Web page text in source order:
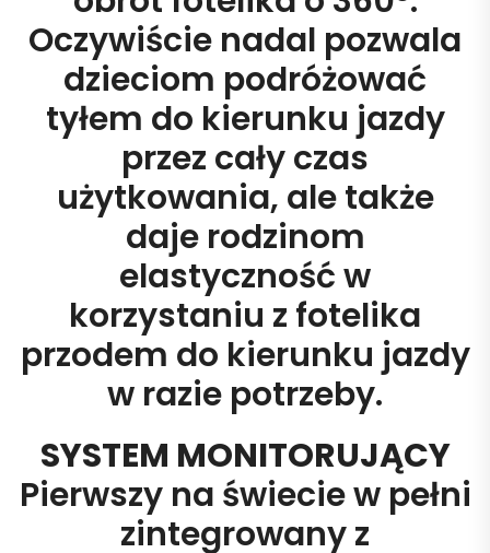
Oczywiście nadal pozwala
dzieciom podróżować
tyłem do kierunku jazdy
przez cały czas
użytkowania, ale także
daje rodzinom
elastyczność w
korzystaniu z fotelika
przodem do kierunku jazdy
w razie potrzeby.
SYSTEM MONITORUJĄCY
Pierwszy na świecie w pełni
zintegrowany z